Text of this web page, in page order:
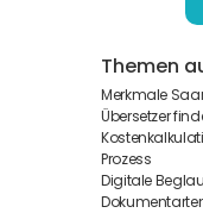
Themen
Merkmale
Übersetzer
Prozess
Digitale